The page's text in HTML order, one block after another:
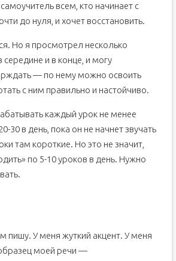
всем, кто начинает с
до нуля, и хочет восстановить.
Но я просмотрел несколько
середине и в конце, и могу
— по нему можно освоить
с ним правильно и настойчиво.
каждый урок не менее
30 в день, пока он не начнет звучать
там короткие. Но это не значит,
по 5-10 уроков в день. Нужно
пишу. У меня жуткий акцент. У меня
моей речи —